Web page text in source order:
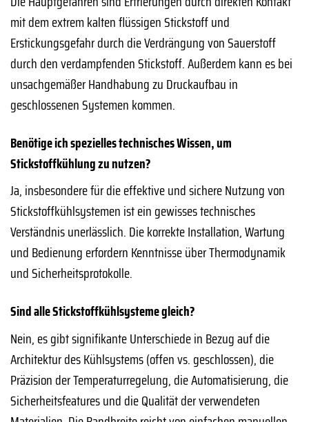
mit dem extrem kalten flüssigen Stickstoff und
Erstickungsgefahr durch die Verdrängung von Sauerstoff
durch den verdampfenden Stickstoff. Außerdem kann es bei
unsachgemäßer Handhabung zu Druckaufbau in
geschlossenen Systemen kommen.
Benötige ich spezielles technisches Wissen, um
Stickstoffkühlung zu nutzen?
Ja, insbesondere für die effektive und sichere Nutzung von
Stickstoffkühlsystemen ist ein gewisses technisches
Verständnis unerlässlich. Die korrekte Installation, Wartung
und Bedienung erfordern Kenntnisse über Thermodynamik
und Sicherheitsprotokolle.
Sind alle Stickstoffkühlsysteme gleich?
Nein, es gibt signifikante Unterschiede in Bezug auf die
Architektur des Kühlsystems (offen vs. geschlossen), die
Präzision der Temperaturregelung, die Automatisierung, die
Sicherheitsfeatures und die Qualität der verwendeten